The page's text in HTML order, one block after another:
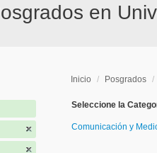
en
Inicio / Posgrados /
Seleccione la
Comunicación y